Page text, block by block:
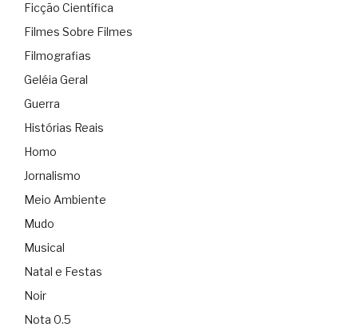
Ficção Científica
Filmes Sobre Filmes
Filmografias
Geléia Geral
Guerra
Histórias Reais
Homo
Jornalismo
Meio Ambiente
Mudo
Musical
Natal e Festas
Noir
Nota 0.5